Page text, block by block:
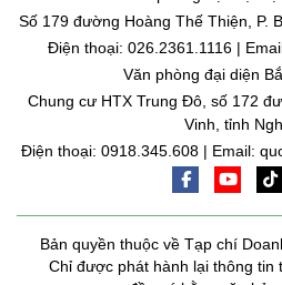
Số 179 đường Hoàng Thế Thiện, P.
Điện thoại: 026.2361.1116 |
Văn phòng đại diện
Chung cư HTX Trung Đô, số 172
Vinh, tỉnh
Điện thoại: 0918.345.608 | Email:
Bản quyền thuộc về Tạp chí
Chỉ được phát hành lại thông tin